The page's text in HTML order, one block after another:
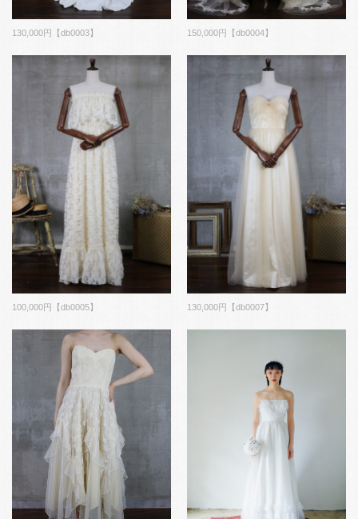
130,000円【db0003】 150,000円【db0004】
100,000円【db0005】 130,000円【db0007】